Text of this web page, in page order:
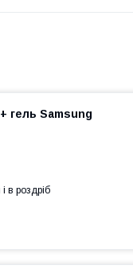
гель Samsung
в роздріб